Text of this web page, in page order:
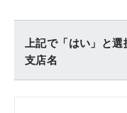
上記で「はい」と選
支店名